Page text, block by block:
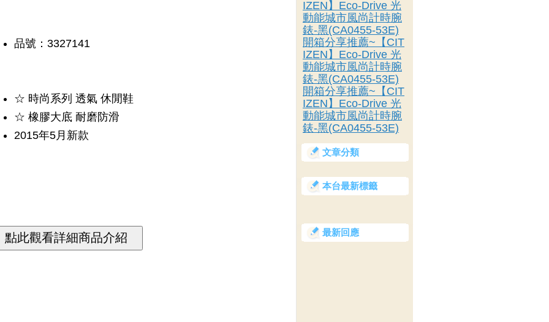
品號：3327141
☆ 時尚系列 透氣 休閒鞋
☆ 橡膠大底 耐磨防滑
2015年5月新款
IZEN】Eco-Drive 光
動能城市風尚計時腕
錶-黑(CA0455-53E)
開箱分享推薦~【CIT
IZEN】Eco-Drive 光
動能城市風尚計時腕
錶-黑(CA0455-53E)
開箱分享推薦~【CIT
IZEN】Eco-Drive 光
動能城市風尚計時腕
錶-黑(CA0455-53E)
文章分類
本台最新標籤
最新回應